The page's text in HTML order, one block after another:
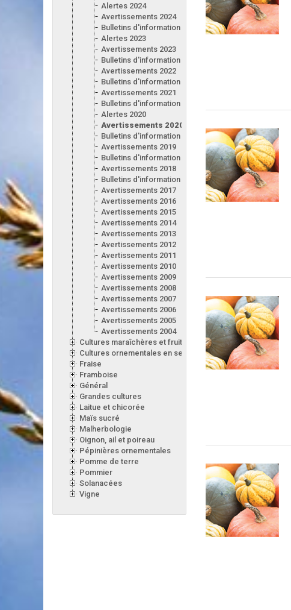
Alertes 2024
Avertissements 2024
Bulletins d'information 2024
Alertes 2023
Avertissements 2023
Bulletins d'information 2023
Avertissements 2022
Bulletins d'information 2022
Avertissements 2021
Bulletins d'information 2021
Alertes 2020
Avertissements 2020
Bulletins d'information 2020
Avertissements 2019
Bulletins d'information 2019
Avertissements 2018
Bulletins d'information 2018
Avertissements 2017
Avertissements 2016
Avertissements 2015
Avertissements 2014
Avertissements 2013
Avertissements 2012
Avertissements 2011
Avertissements 2010
Avertissements 2009
Avertissements 2008
Avertissements 2007
Avertissements 2006
Avertissements 2005
Avertissements 2004
Cultures maraîchères et fruitières en serre
Cultures ornementales en serre
Fraise
Framboise
Général
Grandes cultures
Laitue et chicorée
Maïs sucré
Malherbologie
Oignon, ail et poireau
Pépinières ornementales
Pomme de terre
Pommier
Solanacées
Vigne